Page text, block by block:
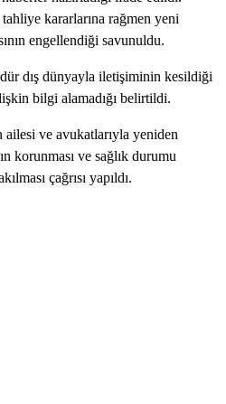
kararlarına rağmen yeni
engellendiği savunuldu.
dış dünyayla iletişiminin kesildiği
bilgi alamadığı belirtildi.
ve avukatlarıyla yeniden
korunması ve sağlık durumu
çağrısı yapıldı.